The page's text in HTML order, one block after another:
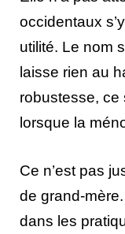
occidentaux
utilité. Le nom
laisse rien au
robustesse, ce
lorsque la
Ce n’est pas
de grand-
dans les